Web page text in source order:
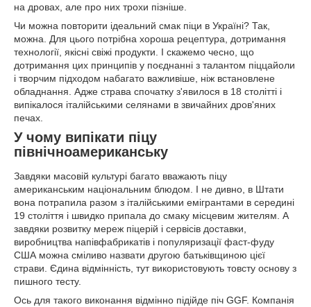
на дровах, але про них трохи пізніше.
Чи можна повторити ідеальний смак піци в Україні? Так,
можна. Для цього потрібна хороша рецептура, дотримання
технології, якісні свіжі продукти. І скажемо чесно, що
дотримання цих принципів у поєднанні з талантом піццайоли
і творчим підходом набагато важливіше, ніж встановлене
обладнання. Адже страва спочатку з'явилося в 18 столітті і
випікалося італійськими селянами в звичайних дров'яних
печах.
У чому випікати піцу
північноамериканську
Завдяки масовій культурі багато вважають піцу
американським національним блюдом. І не дивно, в Штати
вона потрапила разом з італійськими емігрантами в середині
19 століття і швидко припала до смаку місцевим жителям. А
завдяки розвитку мереж піцерій і сервісів доставки,
виробництва напівфабрикатів і популяризації фаст-фуду
США можна сміливо назвати другою батьківщиною цієї
страви. Єдина відмінність, тут використовують товсту основу з
пишного тесту.
Ось для такого виконання відмінно підійде піч GGF. Компанія